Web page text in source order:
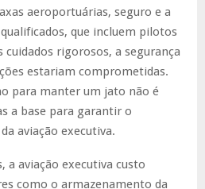
aeroportuárias, seguro e a
que incluem pilotos
cuidados rigorosos, a segurança
estariam comprometidas.
para manter um jato não é
a base para garantir o
aviação executiva.
a aviação executiva custo
como o armazenamento da